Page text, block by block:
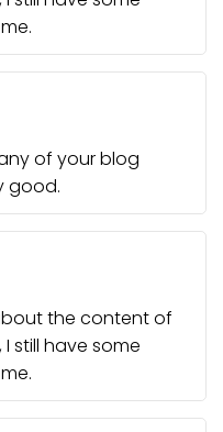
of your blog
good.
the content of
still have some